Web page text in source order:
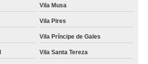
Vila Musa
Vila Pires
Vila Príncipe de Gales
Vila Santa Tereza